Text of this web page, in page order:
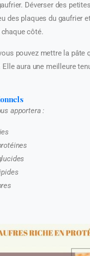
Déverser des
des plaques du gaufrier
côté.
pouvez mettre la pâte
Elle aura une meilleure
apportera :